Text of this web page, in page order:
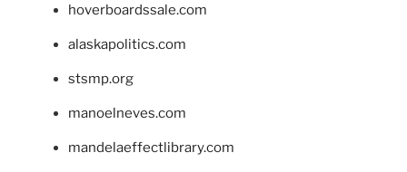
hoverboardssale.com
alaskapolitics.com
stsmp.org
manoelneves.com
mandelaeffectlibrary.com